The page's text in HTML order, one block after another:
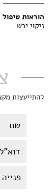
הוראות טיפול
ניקוי יבש
להתייעצות